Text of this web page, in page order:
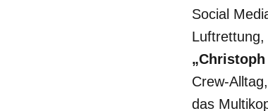
Social
„Christoph
Crew-
das